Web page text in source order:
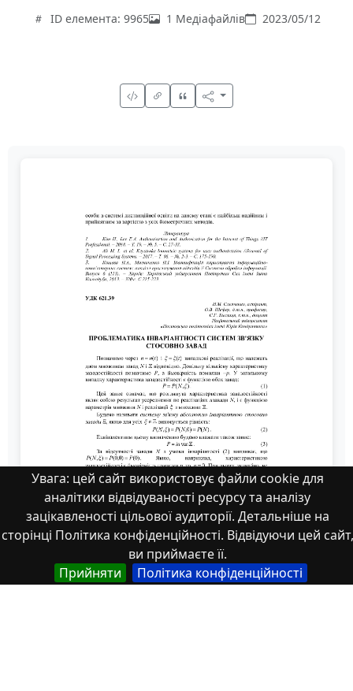
Увага: цей сайт використовує файли cookie для
аналітики відвідуваності ресурсу та аналізу
зацікавленості цільової аудиторії. Детальніше на
сторінці Політика конфіденційності. Відвідуючи цей сайт,
ви приймаєте її.
Прийняти
Політика конфіденційності
ID елемента: 9965 1 Медіафайлів 2023/05/12
75 Т.1-13-15